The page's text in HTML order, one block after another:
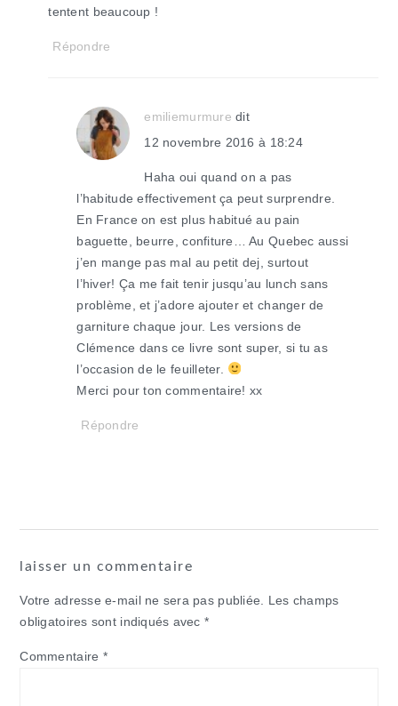
tentent beaucoup !
Répondre
emiliemurmure dit
12 novembre 2016 à 18:24
Haha oui quand on a pas
l’habitude effectivement ça peut surprendre.
En France on est plus habitué au pain
baguette, beurre, confiture… Au Quebec aussi
j’en mange pas mal au petit dej, surtout
l’hiver! Ça me fait tenir jusqu’au lunch sans
problème, et j’adore ajouter et changer de
garniture chaque jour. Les versions de
Clémence dans ce livre sont super, si tu as
l’occasion de le feuilleter.
Merci pour ton commentaire! xx
Répondre
laisser un commentaire
Votre adresse e-mail ne sera pas publiée.
Les champs
obligatoires sont indiqués avec*
Commentaire *